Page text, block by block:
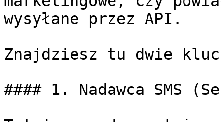
wysyłane przez API.
Znajdziesz tu dwie
#### 1. Nadawca SMS